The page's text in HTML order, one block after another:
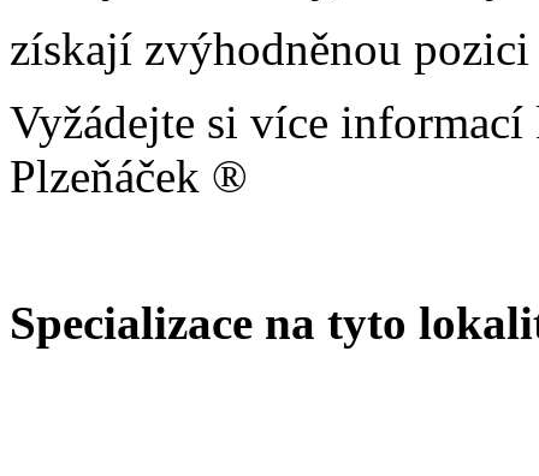
získají zvýhodněnou
Vyžádejte si více
Plzeňáček ®
Specializace na tyto